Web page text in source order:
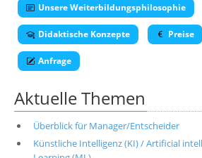
Unsere Weiterbildungsphilosophie
Didaktische Konzepte Preise
Anfrage
Aktuelle Themen
Überblick für Manager/Entscheider
Künstliche Intelligenz (KI) / Artificial